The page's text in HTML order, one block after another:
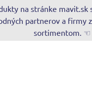
na stránke mavit.sk
partnerov a firmy
sortimentom. ☜